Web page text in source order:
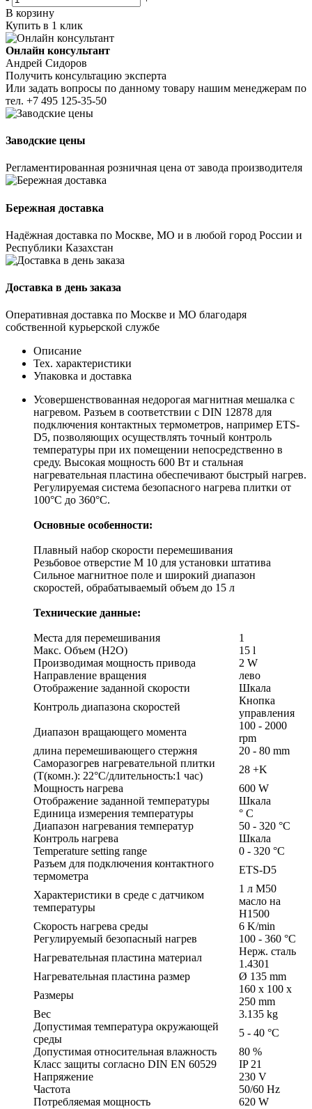
В корзину
Купить в 1 клик
Онлайн консультант
Андрей Сидоров
Получить консультацию эксперта
Или задать вопросы по данному товару нашим менеджерам по
тел. +7 495 125-35-50
Заводские цены
Регламентированная розничная цена от завода производителя
Бережная доставка
Надёжная доставка по Москве, МО и в любой город России и
Республики Казахстан
Доставка в день заказа
Оперативная доставка по Москве и МО благодаря
собственной курьерской службе
Описание
Тех. характеристики
Упаковка и доставка
Усовершенствованная недорогая магнитная мешалка с
нагревом. Разъем в соответствии с DIN 12878 для
подключения контактных термометров, например ETS-
D5, позволяющих осуществлять точный контроль
температуры при их помещении непосредственно в
среду. Высокая мощность 600 Вт и стальная
нагревательная пластина обеспечивают быстрый нагрев.
Регулируемая система безопасного нагрева плитки от
100°C до 360°C.
Основные особенности:
Плавный набор скорости перемешивания
Резьбовое отверстие M 10 для установки штатива
Сильное магнитное поле и широкий диапазон
скоростей, обрабатываемый объем до 15 л
Технические данные:
Места для перемешивания
1
Макс. Объем (H2O)
15 l
Производимая мощность привода
2 W
Направление вращения
лево
Отображение заданной скорости
Шкала
Контроль диапазона скоростей
Кнопка
управления
Диапазон вращающего момента
100 - 2000
rpm
длина перемешивающего стержня
20 - 80 mm
Саморазогрев нагревательной плитки
(T(комн.): 22°C/длительность:1 час)
28 +K
Мощность нагрева
600 W
Отображение заданной температуры
Шкала
Единица измерения температуры
° С
Диапазон нагревания температур
50 - 320 °C
Контроль нагрева
Шкала
Temperature setting range
0 - 320 °C
Разъем для подключения контактного
термометра
ETS-D5
Характеристики в среде с датчиком
температуры
1 л M50
масло на
H1500
Скорость нагрева среды
6 K/min
Регулируемый безопасный нагрев
100 - 360 °C
Нагревательная пластина материал
Нерж. сталь
1.4301
Нагревательная пластина размер
Ø 135 mm
Размеры
160 x 100 x
250 mm
Вес
3.135 kg
Допустимая температура окружающей
среды
5 - 40 °C
Допустимая относительная влажность
80 %
Класс защиты согласно DIN EN 60529
IP 21
Напряжение
230 V
Частота
50/60 Hz
Потребляемая мощность
620 W